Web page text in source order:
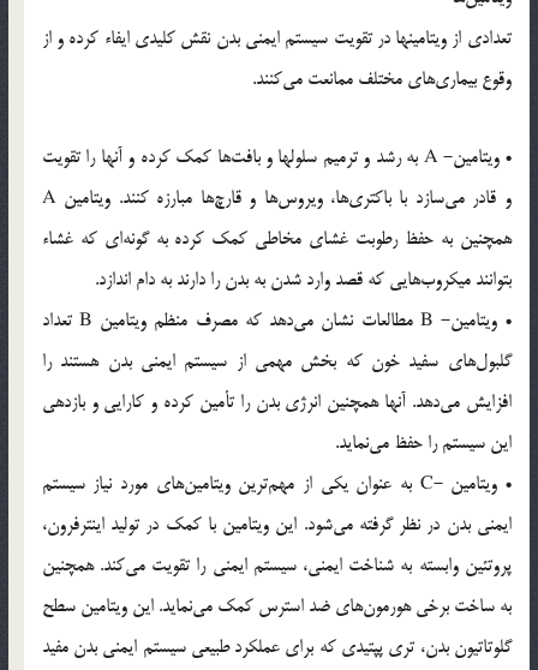
تعدادی از ویتامینها در تقویت سیستم ایمنی بدن نقش کلیدی ایفاء کرده و از
وقوع بیماری‌های مختلف ممانعت می‌کنند.
• ویتامین- A به رشد و ترمیم سلولها و بافت‌ها کمک کرده و آنها را تقویت
و قادر می‌سازد با باکتری‌ها، ویروس‌ها و قارچ‌ها مبارزه کنند. ویتامین A
همچنین به حفظ رطوبت غشای مخاطی کمک کرده به گونه‌ای که غشاء
بتوانند میکروب‌هایی که قصد وارد شدن به بدن را دارند به دام اندازد.
• ویتامین- B مطالعات نشان می‌دهد که مصرف منظم ویتامین B تعداد
گلبول‌های سفید خون که بخش مهمی از سیستم ایمنی بدن هستند را
افزایش ‌می‌دهد. آنها همچنین انرژی بدن را تأمین کرده و کارایی و بازدهی
این سیستم را حفظ می‌نماید.
• ویتامین -C به عنوان یکی از مهم‌ترین ویتامین‌های مورد نیاز سیستم
ایمنی بدن در نظر گرفته می‌شود. این ویتامین با کمک در تولید اینترفرون،
پروتئین وابسته به شناخت ایمنی، سیستم ایمنی را تقویت می‌کند. همچنین
به ساخت برخی هورمون‌های ضد استرس کمک می‌نماید. این ویتامین سطح
گلوتاتیون بدن، تری پپتیدی که برای عملکرد طبیعی سیستم ایمنی بدن مفید